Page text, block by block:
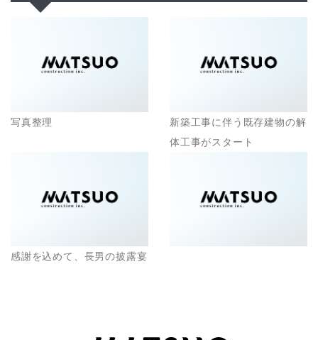
写真整理
新築工事に伴う既存建物の解
体工事がスタート
感謝を込めて、長男の披露宴